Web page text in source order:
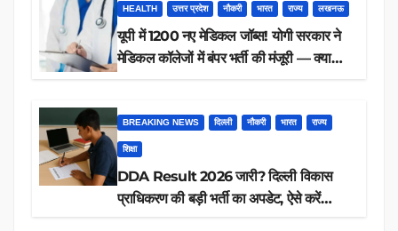
HEALTH उत्तर प्रदेश नौकरी भारत राज्य लखनऊ
यूपी में 1200 नए मेडिकल जॉब्स! योगी सरकार ने
मेडिकल कॉलेजों में बंपर भर्ती की मंजूरी — क्या
BREAKING NEWS दिल्ली नौकरी भारत राज्य
शिक्षा
DDA Result 2026 जारी? दिल्ली विकास
प्राधिकरण की बड़ी भर्ती का अपडेट, ऐसे करें